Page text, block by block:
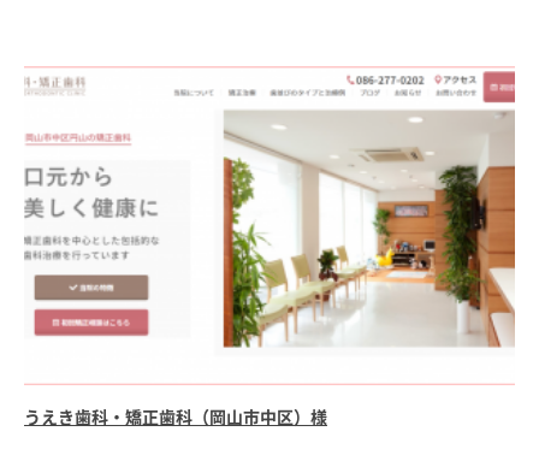
うえき歯科・矯正歯科（岡山市中区）様